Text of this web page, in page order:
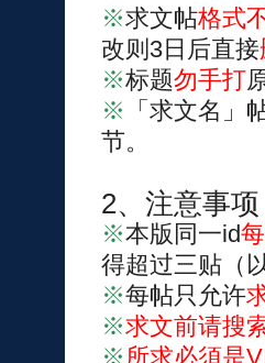
※求文帖格式
改则3日后直接
※标题勿手打
※
「求文名」
节。
2、注意事项
※本版同一id
得超过三贴（
※每帖只允许
※求文前请搜
※ 所求必須是